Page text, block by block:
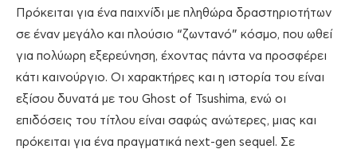
Πρόκειται για ένα παιχνίδι με πληθώρα δραστηριοτήτων
σε έναν μεγάλο και πλούσιο “ζωντανό” κόσμο, που ωθεί
για πολύωρη εξερεύνηση, έχοντας πάντα να προσφέρει
κάτι καινούργιο. Οι χαρακτήρες και η ιστορία του είναι
εξίσου δυνατά με του Ghost of Tsushima, ενώ οι
επιδόσεις του τίτλου είναι σαφώς ανώτερες, μιας και
πρόκειται για ένα πραγματικά next-gen sequel. Σε